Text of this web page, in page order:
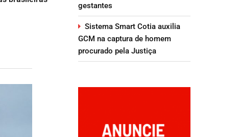
gestantes
Sistema Smart Cotia auxilia
GCM na captura de homem
procurado pela Justiça